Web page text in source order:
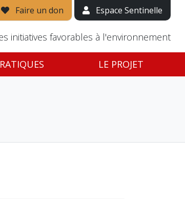
Faire un don Espace Sentinelle
initiatives favorables à l'environnement
LE PROJET